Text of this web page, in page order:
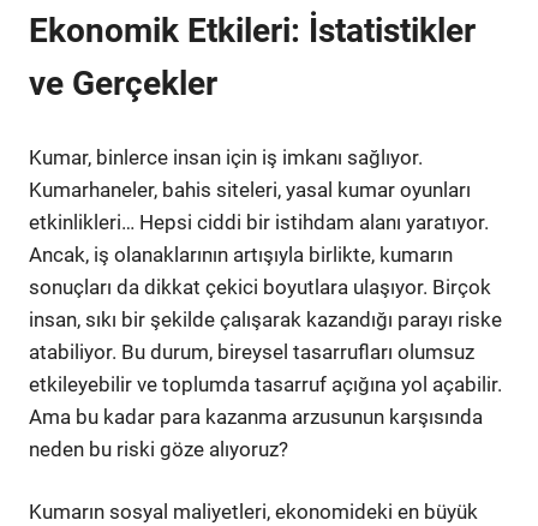
Ekonomik Etkileri: İstatistikler
ve Gerçekler
Kumar, binlerce insan için iş imkanı sağlıyor.
Kumarhaneler, bahis siteleri, yasal kumar oyunları
etkinlikleri… Hepsi ciddi bir istihdam alanı yaratıyor.
Ancak, iş olanaklarının artışıyla birlikte, kumarın
sonuçları da dikkat çekici boyutlara ulaşıyor. Birçok
insan, sıkı bir şekilde çalışarak kazandığı parayı riske
atabiliyor. Bu durum, bireysel tasarrufları olumsuz
etkileyebilir ve toplumda tasarruf açığına yol açabilir.
Ama bu kadar para kazanma arzusunun karşısında
neden bu riski göze alıyoruz?
Kumarın sosyal maliyetleri, ekonomideki en büyük